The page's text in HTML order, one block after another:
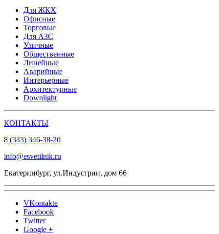
Для ЖКХ
Офисные
Торговые
Для АЗС
Уличные
Общественные
Линейные
Аварийные
Интерьерные
Архитектурные
Downlight
КОНТАКТЫ
8 (343) 346-38-20
info@esvetilnik.ru
Екатеринбург, ул.Индустрии, дом 66
VKontakte
Facebook
Twitter
Google +